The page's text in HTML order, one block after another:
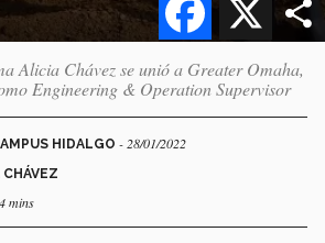
Alicia Chávez se unió a Greater Omaha,
Engineering & Operation Supervisor
HIDALGO - 28/01/2022
mins